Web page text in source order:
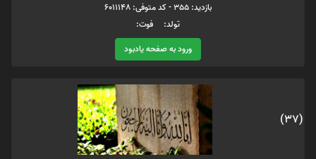
بازدید: 355 - کد متوفی: 6011148
تولد: فوت:
ورود به صفحه یادبود
(37)